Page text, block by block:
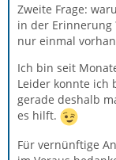
Zweite Frage:
in der Erinnerung
nur einmal
Ich bin seit
Leider konnte ich
gerade deshalb
es hilft.
Für vernünftige